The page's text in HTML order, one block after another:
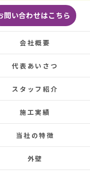
その後雨漏りも
ドシャ降りでし
んでした。
ったです、ま
かりで安心して
皆さまのおかげ
きました。
ます。
いました。
(Translated by
plagued by roof
and although
問い合わせはこちら
会社概要
代表あいさつ
スタッフ紹介
施工実績
当社の特徴
外壁